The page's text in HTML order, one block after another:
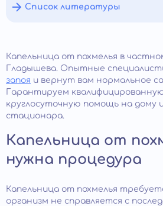
Список литературы
Капельница от похмелья в
Гладышева. Опытные
запоя и вернут вам нормальное
Гарантируем
круглосуточную помощь на дому и
стационара.
Капельница от
нужна процедура
Капельница от похмелья
организм не справляется с